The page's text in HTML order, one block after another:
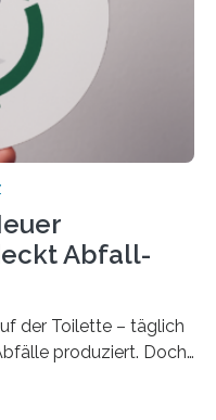
Oldenburg für
Euro. „Wir
Abfall-
der Toilette – täglich
produziert. Doch
wenn sie in